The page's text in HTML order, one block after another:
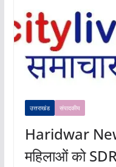
उत्तराखंड संपादकीय
Haridwar
महिलाओं को